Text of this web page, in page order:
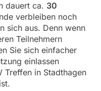
dauert ca. 30
verbleiben noch
sich aus. Denn wenn
Teilnehmern
Sie sich einfacher
einlassen
Treffen in Stadthagen